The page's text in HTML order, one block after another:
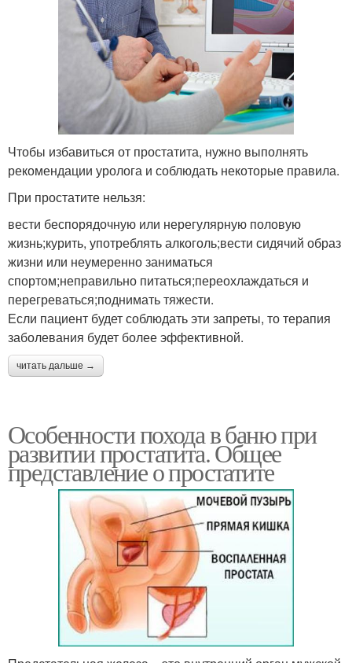
Чтобы избавиться от простатита, нужно выполнять
рекомендации уролога и соблюдать некоторые правила.
При простатите нельзя:
вести беспорядочную или нерегулярную половую
жизнь;курить, употреблять алкоголь;вести сидячий образ
жизни или неумеренно заниматься
спортом;неправильно питаться;переохлаждаться и
перегреваться;поднимать тяжести.
Если пациент будет соблюдать эти запреты, то терапия
заболевания будет более эффективной.
читать дальше →
Особенности похода в баню при
развитии простатита. Общее
представление о простатите